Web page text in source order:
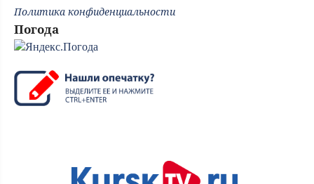
Политика конфиденциальности
Погода